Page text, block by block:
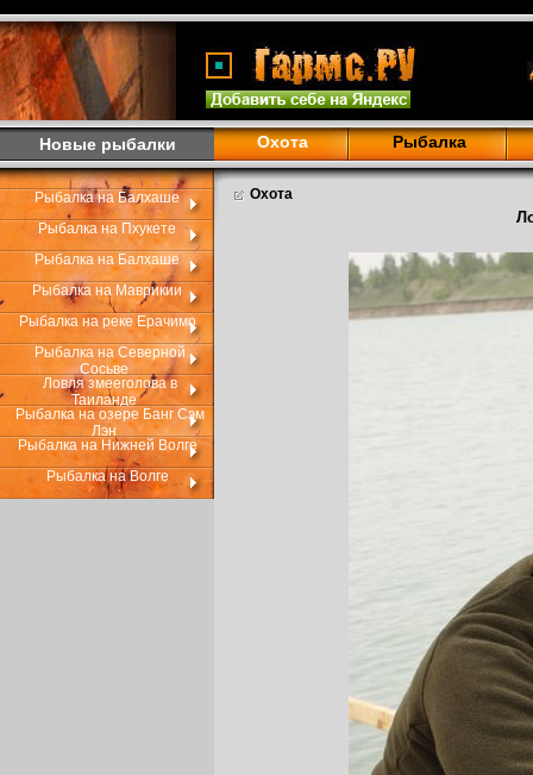
Новые рыбалки Охота Рыбалка
Рыбалка на Балхаше
Рыбалка на Пхукете
Рыбалка на Балхаше
Рыбалка на Маврикии
Рыбалка на реке Ерачимо
Рыбалка на Северной
Сосьве
Ловля змееголова в
Таиланде
Рыбалка на озере Банг Сэм
Лэн
Рыбалка на Нижней Волге
Рыбалка на Волге
Охота